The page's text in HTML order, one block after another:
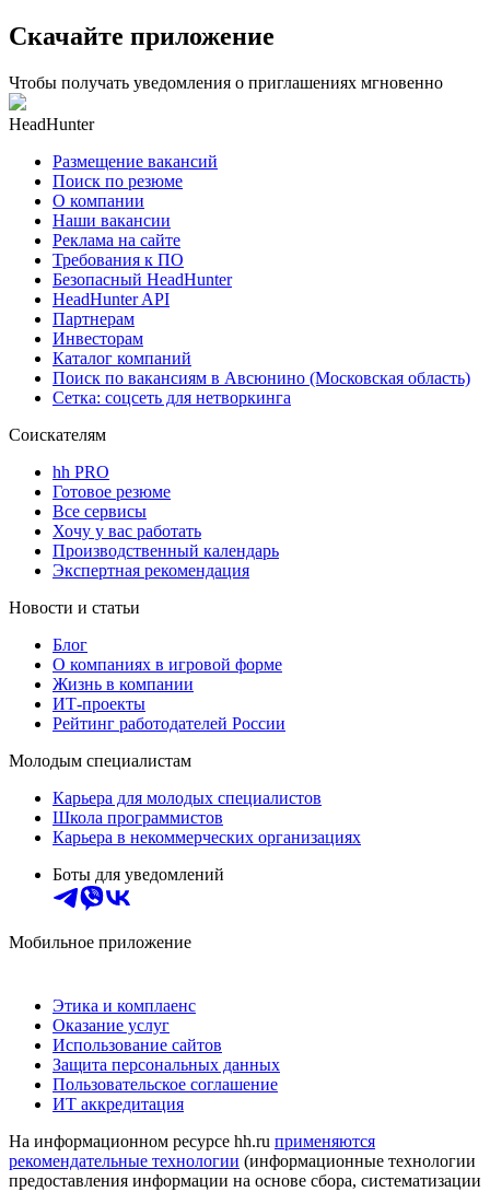
Скачайте приложение
Чтобы получать уведомления о приглашениях мгновенно
HeadHunter
Размещение вакансий
Поиск по резюме
О компании
Наши вакансии
Реклама на сайте
Требования к ПО
Безопасный HeadHunter
HeadHunter API
Партнерам
Инвесторам
Каталог компаний
Поиск по вакансиям в Авсюнино (Московская область)
Сетка: соцсеть для нетворкинга
Соискателям
hh PRO
Готовое резюме
Все сервисы
Хочу у вас работать
Производственный календарь
Экспертная рекомендация
Новости и статьи
Блог
О компаниях в игровой форме
Жизнь в компании
ИТ-проекты
Рейтинг работодателей России
Молодым специалистам
Карьера для молодых специалистов
Школа программистов
Карьера в некоммерческих организациях
Боты для уведомлений
Мобильное приложение
Этика и комплаенс
Оказание услуг
Использование сайтов
Защита персональных данных
Пользовательское соглашение
ИТ аккредитация
На информационном ресурсе hh.ru применяются
рекомендательные технологии (информационные технологии
предоставления информации на основе сбора, систематизации